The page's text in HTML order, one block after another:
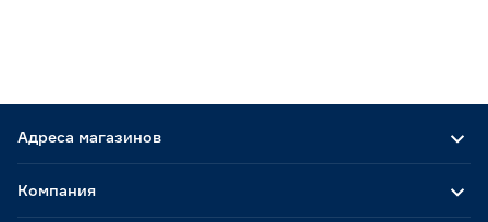
Адреса магазинов
Компания